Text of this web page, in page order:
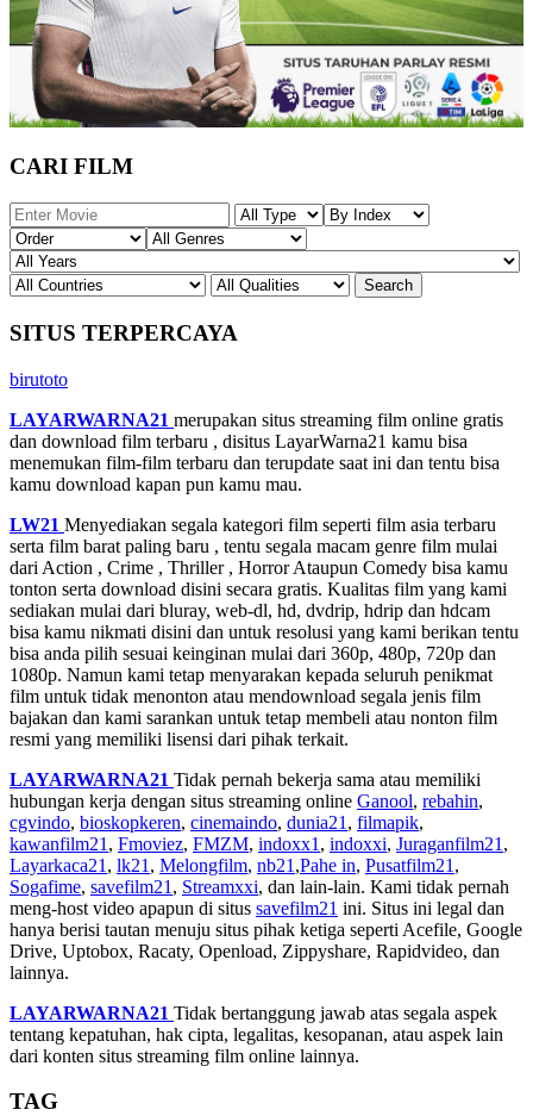
CARI FILM
SITUS TERPERCAYA
birutoto
LAYARWARNA21 merupakan situs streaming film online gratis
dan download film terbaru , disitus LayarWarna21 kamu bisa
menemukan film-film terbaru dan terupdate saat ini dan tentu bisa
kamu download kapan pun kamu mau.
LW21 Menyediakan segala kategori film seperti film asia terbaru
serta film barat paling baru , tentu segala macam genre film mulai
dari Action , Crime , Thriller , Horror Ataupun Comedy bisa kamu
tonton serta download disini secara gratis. Kualitas film yang kami
sediakan mulai dari bluray, web-dl, hd, dvdrip, hdrip dan hdcam
bisa kamu nikmati disini dan untuk resolusi yang kami berikan tentu
bisa anda pilih sesuai keinginan mulai dari 360p, 480p, 720p dan
1080p. Namun kami tetap menyarakan kepada seluruh penikmat
film untuk tidak menonton atau mendownload segala jenis film
bajakan dan kami sarankan untuk tetap membeli atau nonton film
resmi yang memiliki lisensi dari pihak terkait.
LAYARWARNA21 Tidak pernah bekerja sama atau memiliki
hubungan kerja dengan situs streaming online Ganool, rebahin,
cgvindo, bioskopkeren, cinemaindo, dunia21 , filmapik,
kawanfilm21 , Fmoviez, FMZM, indoxx1 , indoxxi, Juraganfilm21 ,
Layarkaca21 , lk21 , Melongfilm, nb21 ,Pahe in, Pusatfilm21 ,
Sogafime, savefilm21 , Streamxxi, dan lain-lain. Kami tidak pernah
meng-host video apapun di situs savefilm21 ini. Situs ini legal dan
hanya berisi tautan menuju situs pihak ketiga seperti Acefile, Google
Drive, Uptobox, Racaty, Openload, Zippyshare, Rapidvideo, dan
lainnya.
LAYARWARNA21 Tidak bertanggung jawab atas segala aspek
tentang kepatuhan, hak cipta, legalitas, kesopanan, atau aspek lain
dari konten situs streaming film online lainnya.
TAG